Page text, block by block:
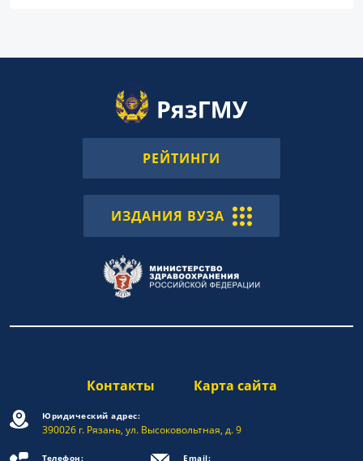
РЕЙТИНГИ
ИЗДАНИЯ ВУЗА
Контакты Карта сайта
Юридический адрес:
390026 г. Рязань, ул. Высоковольтная, д. 9
Телефон: Email: